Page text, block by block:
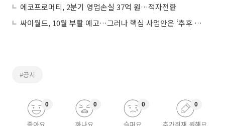
에코프로머티, 2분기 영업손실 37억 원…적자전환
싸이월드, 10월 부활 예고…그러나 핵심 사업안은 ‘추후 공개’
#공시
0 0 0 0